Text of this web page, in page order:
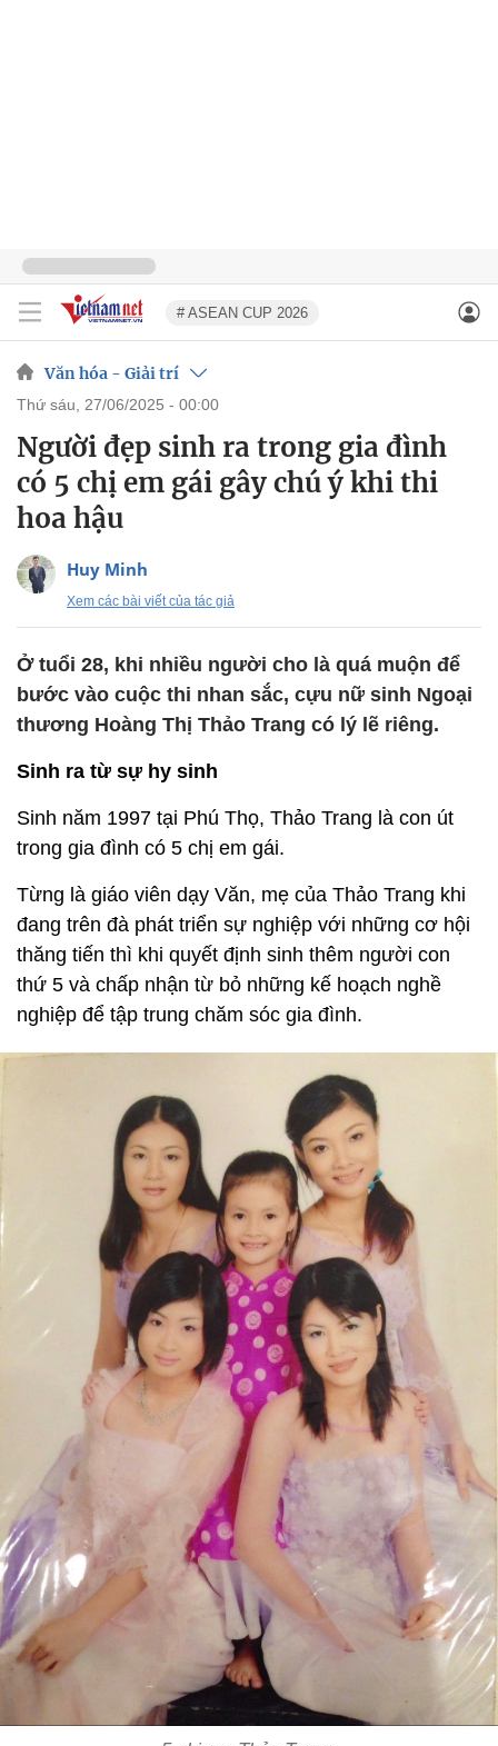
# ASEAN CUP 2026
Văn hóa - Giải trí
thứ sáu, 27/06/2025 - 00:00
Người đẹp sinh ra trong gia đình
có 5 chị em gái gây chú ý khi thi
hoa hậu
Huy Minh
Xem các bài viết của tác giả
Ở tuổi 28, khi nhiều người cho là quá muộn để
bước vào cuộc thi nhan sắc, cựu nữ sinh Ngoại
thương Hoàng Thị Thảo Trang có lý lẽ riêng.
Sinh ra từ sự hy sinh
Sinh năm 1997 tại Phú Thọ, Thảo Trang là con út
trong gia đình có 5 chị em gái.
Từng là giáo viên dạy Văn, mẹ của Thảo Trang khi
đang trên đà phát triển sự nghiệp với những cơ hội
thăng tiến thì khi quyết định sinh thêm người con
thứ 5 và chấp nhận từ bỏ những kế hoạch nghề
nghiệp để tập trung chăm sóc gia đình.